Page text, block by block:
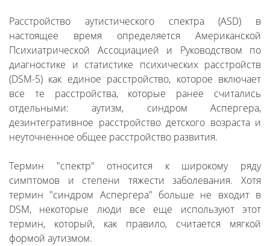
Расстройство аутистического спектра (ASD) в
настоящее время определяется Американской
Психиатрической Ассоциацией и Руководством по
диагностике и статистике психических расстройств
(DSM-5) как единое расстройство, которое включает
все те расстройства, которые ранее считались
отдельными: аутизм, синдром Аспергера,
дезинтегративное расстройство детского возраста и
неуточненное общее расстройство развития.
Термин "спектр" относится к широкому ряду
симптомов и степени тяжести заболевания. Хотя
термин "синдром Аспергера" больше не входит в
DSM, некоторые люди все еще используют этот
термин, который, как правило, считается мягкой
формой аутизмом.